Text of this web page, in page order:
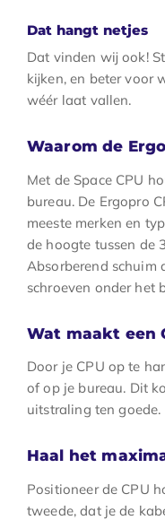
Dat hangt netjes
Dat vinden wij ook!
kijken, en beter voor
wéér laat vallen.
Waarom de
Met de Space CPU
bureau. De Ergopro
meeste merken en
de hoogte tussen de
Absorberend schuim
schroeven onder het
Wat maakt een
Door je CPU op te
of op je bureau. Dit
uitstraling ten goede.
Haal het
Positioneer de CPU
tweede, dat je de